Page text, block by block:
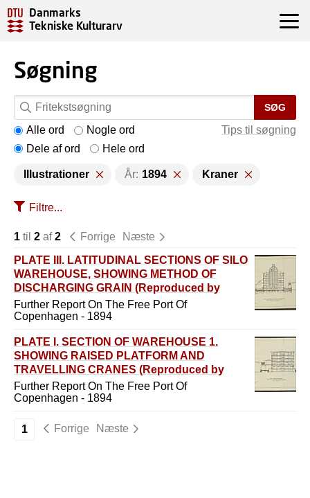
Danmarks
Tekniske Kulturarv
Søgning
SØG
Tips til søgning
Alle ord
Nogle ord
Dele af ord
Hele ord
Illustrationer År: 1894 Kraner
Filtre...
1 til 2 af2 Forrige
Næste
PLATE III. LATITUDINAL SECTIONS OF SILO
WAREHOUSE, SHOWING METHOD OF
DISCHARGING GRAIN (Reproduced by
permission.)
Further Report On The Free Port Of
Copenhagen - 1894
PLATE I. SECTION OF WAREHOUSE 1.
SHOWING RAISED PLATFORM AND
TRAVELLING CRANES (Reproduced by
permission.)
Further Report On The Free Port Of
Copenhagen - 1894
1 Forrige Næste